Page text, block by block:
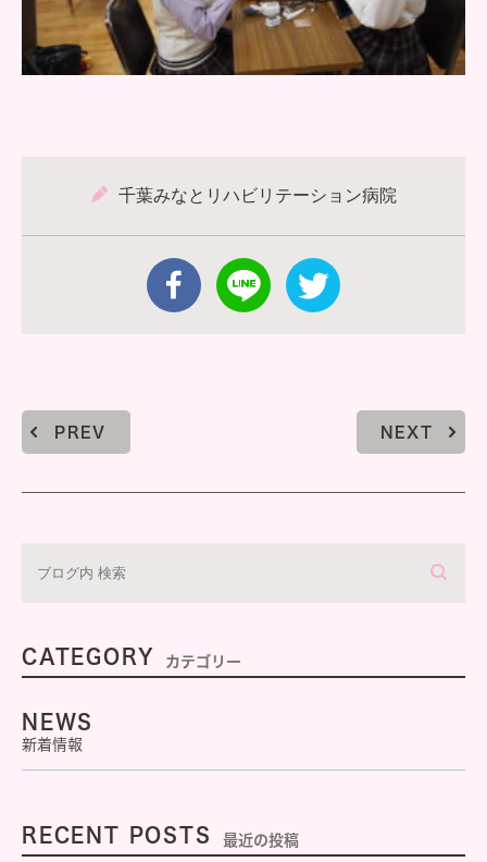
千葉みなとリハビリテーション病院
PREV NEXT
CATEGORY カテゴリー
NEWS
新着情報
RECENT POSTS 最近の投稿